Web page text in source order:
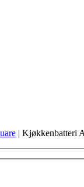
| Kjøkkenbatteri